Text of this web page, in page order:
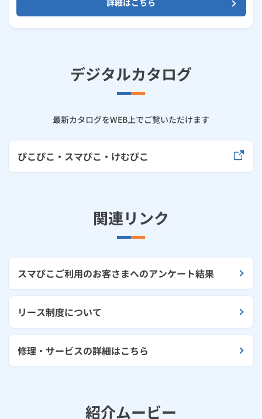
詳細はこちら
デジタルカタログ
最新カタログをWEB上でご覧いただけます
ぴこぴこ・スマぴこ・けむぴこ
関連リンク
スマぴこご利用のお客さまへのアンケート結果
リース制度について
修理・サービスの詳細はこちら
紹介ムービー